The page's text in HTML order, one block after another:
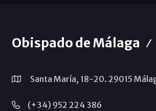
Obispado de Málaga
Santa María, 18-20. 29015
(+34) 952 224 386